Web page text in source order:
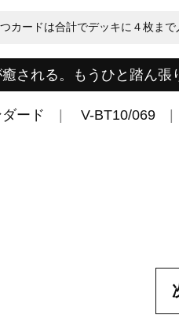
つカードは合計でデッキに４枚まで
される。もうひと踏ん張
ード V-BT10/069